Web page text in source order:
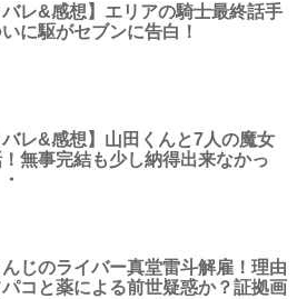
バレ&感想】エリアの騎士最終話手
に駆がセブンに告白！
バレ&感想】山田くんと7人の魔女
無事完結も少し納得出来なかっ
じのライバー真堂雷斗解雇！理由
コと薬による前世疑惑か？証拠画